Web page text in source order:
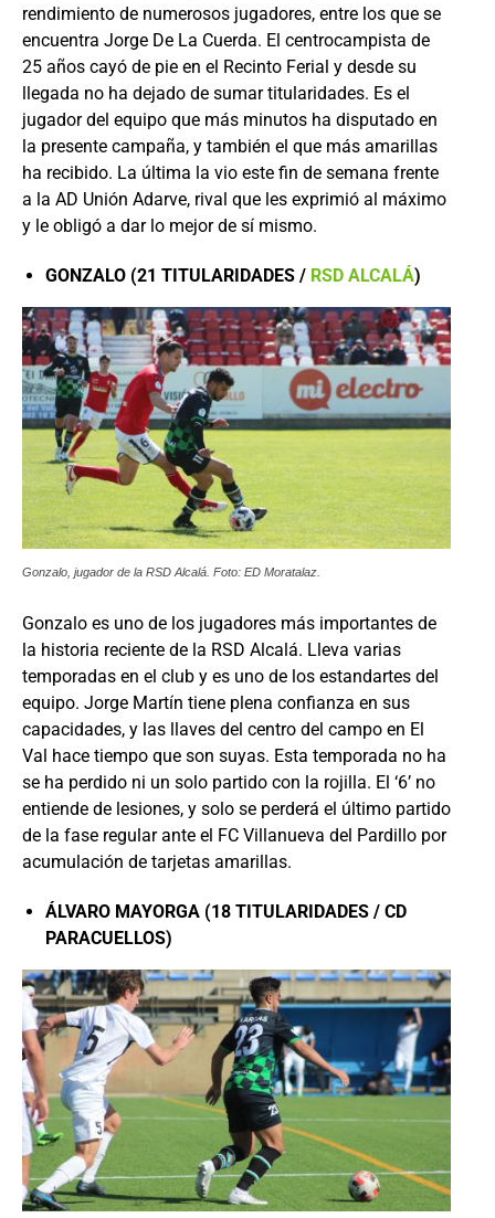
rendimiento de numerosos jugadores, entre los que se
encuentra Jorge De La Cuerda. El centrocampista de
25 años cayó de pie en el Recinto Ferial y desde su
llegada no ha dejado de sumar titularidades. Es el
jugador del equipo que más minutos ha disputado en
la presente campaña, y también el que más amarillas
ha recibido. La última la vio este fin de semana frente
a la AD Unión Adarve, rival que les exprimió al máximo
y le obligó a dar lo mejor de sí mismo.
GONZALO (21 TITULARIDADES / RSD ALCALÁ)
Gonzalo, jugador de la RSD Alcalá. Foto: ED Moratalaz.
Gonzalo es uno de los jugadores más importantes de
la historia reciente de la RSD Alcalá. Lleva varias
temporadas en el club y es uno de los estandartes del
equipo. Jorge Martín tiene plena confianza en sus
capacidades, y las llaves del centro del campo en El
Val hace tiempo que son suyas. Esta temporada no ha
se ha perdido ni un solo partido con la rojilla. El ‘6’ no
entiende de lesiones, y solo se perderá el último partido
de la fase regular ante el FC Villanueva del Pardillo por
acumulación de tarjetas amarillas.
ÁLVARO MAYORGA (18 TITULARIDADES / CD
PARACUELLOS)